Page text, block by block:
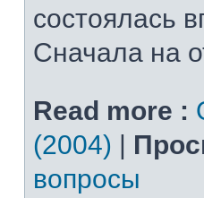
состоялась
Сначала на
Read more :
(2004) |
вопросы